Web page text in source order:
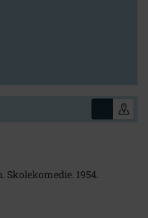
Skolekomedie. 1954.